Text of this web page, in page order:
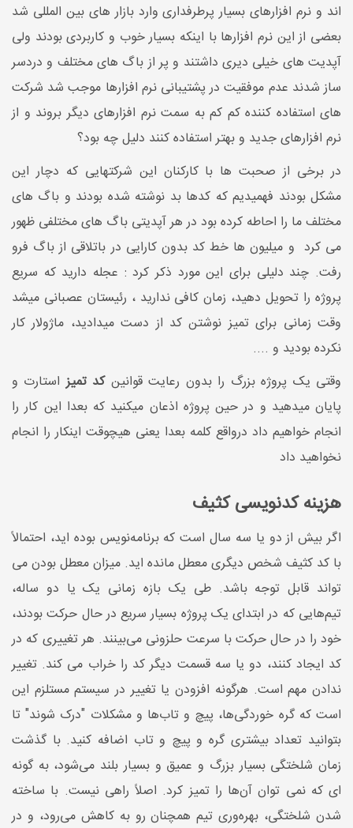
اند و نرم افزارهای بسیار پرطرفداری وارد بازار های بین المللی شد
بعضی از این نرم افزارها با اینکه بسیار خوب و کاربردی بودند ولی
آپدیت های خیلی دیری داشتند و پر از باگ های مختلف و دردسر
ساز شدند عدم موفقیت در پشتیبانی نرم افزارها موجب شد شرکت
های استفاده کننده کم کم به سمت نرم افزارهای دیگر بروند و از
نرم افزارهای جدید و بهتر استفاده کنند دلیل چه بود؟
در برخی از صحبت ها با کارکنان این شرکتهایی که دچار این
مشکل بودند فهمیدیم که کدها بد نوشته شده بودند و باگ های
مختلف ما را احاطه کرده بود در هر آپدیتی باگ های مختلفی ظهور
می کرد و میلیون ها خط کد بدون کارایی در باتلاقی از باگ فرو
رفت. چند دلیلی برای این مورد ذکر کرد : عجله دارید که سریع
پروژه را تحویل دهید، زمان کافی ندارید ، رئیستان عصبانی میشد
وقت زمانی برای تمیز نوشتن کد از دست میدادید، ماژولار کار
نکرده بودید و ....
وقتی یک پروژه بزرگ را بدون رعایت قوانینکد تمیزاستارت و
پایان میدهید و در حین پروژه اذعان میکنید که بعدا این کار را
انجام خواهیم داد درواقع کلمه بعدا یعنی هیچوقت اینکار را انجام
نخواهید داد
هزینه کدنویسی کثیف
اگر بیش از دو یا سه سال است که برنامه‌نویس بوده اید، احتمالاً
با کد کثیف شخص دیگری معطل مانده اید. میزان معطل بودن می
تواند قابل توجه باشد. طی یک بازه زمانی یک یا دو ساله،
تیم‌هایی که در ابتدای یک پروژه بسیار سریع در حال حرکت بودند،
خود را در حال حرکت با سرعت حلزونی می‌بینند. هر تغییری که در
کد ایجاد کنند، دو یا سه قسمت دیگر کد را خراب می کند. تغییر
ندادن مهم است. هرگونه افزودن یا تغییر در سیستم مستلزم این
است که گره خوردگی‌ها، پیچ و تاب‌ها و مشکلات "درک شوند" تا
بتوانید تعداد بیشتری گره و پیچ و تاب اضافه کنید. با گذشت
زمان شلختگی بسیار بزرگ و عمیق و بسیار بلند می‌شود، به گونه
ای که نمی توان آن‌ها را تمیز کرد. اصلاً راهی نیست. با ساخته
شدن شلختگی، بهره‌وری تیم همچنان رو به کاهش می‌رود، و در